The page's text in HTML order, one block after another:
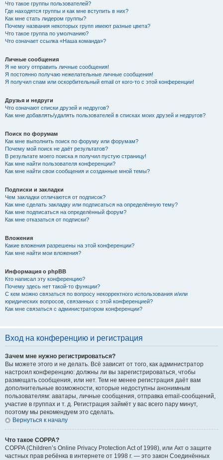
Что такое группы пользователей?
Где находятся группы и как мне вступить в них?
Как мне стать лидером группы?
Почему названия некоторых групп имеют разные цвета?
Что такое группа по умолчанию?
Что означает ссылка «Наша команда»?
Личные сообщения
Я не могу отправить личные сообщения!
Я постоянно получаю нежелательные личные сообщения!
Я получил спам или оскорбительный email от кого-то с этой конференции!
Друзья и недруги
Что означают списки друзей и недругов?
Как мне добавлять/удалять пользователей в списках моих друзей и недругов?
Поиск по форумам
Как мне выполнить поиск по форуму или форумам?
Почему мой поиск не даёт результатов?
В результате моего поиска я получил пустую страницу!
Как мне найти пользователя конференции?
Как мне найти свои сообщения и созданные мной темы?
Подписки и закладки
Чем закладки отличаются от подписок?
Как мне сделать закладку или подписаться на определённую тему?
Как мне подписаться на определённый форум?
Как мне отказаться от подписки?
Вложения
Какие вложения разрешены на этой конференции?
Как мне найти мои вложения?
Информация о phpBB
Кто написал эту конференцию?
Почему здесь нет такой-то функции?
С кем можно связаться по вопросу некорректного использования и/или
юридических вопросов, связанных с этой конференцией?
Как мне связаться с администратором конференции?
Вход на конференцию и регистрация
Зачем мне нужно регистрироваться?
Вы можете этого и не делать. Всё зависит от того, как администратор
настроил конференцию: должны ли вы зарегистрироваться, чтобы
размещать сообщения, или нет. Тем не менее регистрация даёт вам
дополнительные возможности, которые недоступны анонимным
пользователям: аватары, личные сообщения, отправка email-сообщений,
участие в группах и т. д. Регистрация займёт у вас всего пару минут,
поэтому мы рекомендуем это сделать.
Вернуться к началу
Что такое COPPA?
COPPA (Children’s Online Privacy Protection Act of 1998), или Акт о защите
частных прав ребёнка в интернете от 1998 г. — это закон Соединённых